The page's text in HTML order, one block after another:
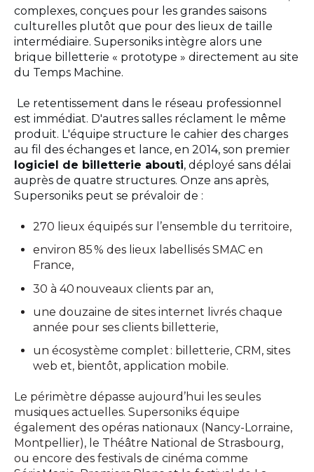
complexes, conçues pour les grandes saisons
culturelles plutôt que pour des lieux de taille
intermédiaire. Supersoniks intègre alors une
brique billetterie « prototype » directement au site
du Temps Machine.
Le retentissement dans le réseau professionnel
est immédiat. D'autres salles réclament le même
produit. L'équipe structure le cahier des charges
au fil des échanges et lance, en 2014, son premier
logiciel de billetterie abouti, déployé sans délai
auprès de quatre structures. Onze ans après,
Supersoniks peut se prévaloir de :
270 lieux équipés sur l’ensemble du territoire,
environ 85 % des lieux labellisés SMAC en
France,
30 à 40 nouveaux clients par an,
une douzaine de sites internet livrés chaque
année pour ses clients billetterie,
un écosystème complet : billetterie, CRM, sites
web et, bientôt, application mobile.
Le périmètre dépasse aujourd’hui les seules
musiques actuelles. Supersoniks équipe
également des opéras nationaux (Nancy-Lorraine,
Montpellier), le Théâtre National de Strasbourg,
ou encore des festivals de cinéma comme